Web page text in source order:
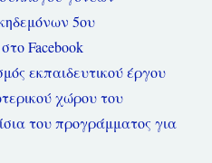
5ου
Facebook
εκπαιδευτικού έργου
χώρου του
του προγράμματος για